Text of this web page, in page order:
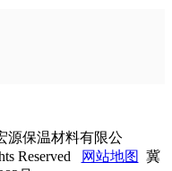
源保温材料有限公
Reserved 网站地图 冀